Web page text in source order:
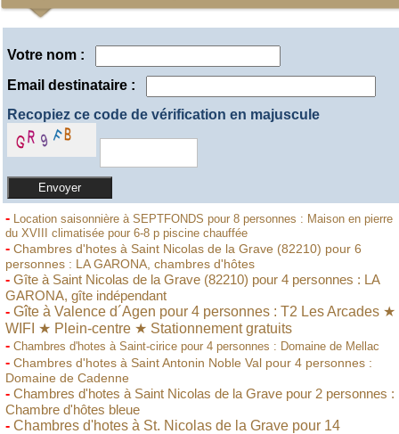
Votre nom :
Email destinataire :
Recopiez ce code de vérification en majuscule
- Location saisonnière à SEPTFONDS pour 8 personnes : Maison en pierre
du XVIII climatisée pour 6-8 p piscine chauffée
- Chambres d'hotes à Saint Nicolas de la Grave (82210) pour 6
personnes : LA GARONA, chambres d'hôtes
- Gîte à Saint Nicolas de la Grave (82210) pour 4 personnes : LA
GARONA, gîte indépendant
- Gîte à Valence d´Agen pour 4 personnes : T2 Les Arcades ★
WIFI ★ Plein-centre ★ Stationnement gratuits
- Chambres d'hotes à Saint-cirice pour 4 personnes : Domaine de Mellac
- Chambres d'hotes à Saint Antonin Noble Val pour 4 personnes :
Domaine de Cadenne
- Chambres d'hotes à Saint Nicolas de la Grave pour 2 personnes :
Chambre d'hôtes bleue
- Chambres d'hotes à St. Nicolas de la Grave pour 14